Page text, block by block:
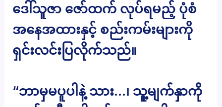
ဒေါ်သူဇာ ဇော်ထက် လုပ်ရမည့် ပုံစံ
အနေအထားနှင့် စည်းကမ်းများကို
ရှင်းလင်းပြလိုက်သည်။
“ဘာမှမပူပါနဲ့ သား…၊ သူ့မျက်နှာကို